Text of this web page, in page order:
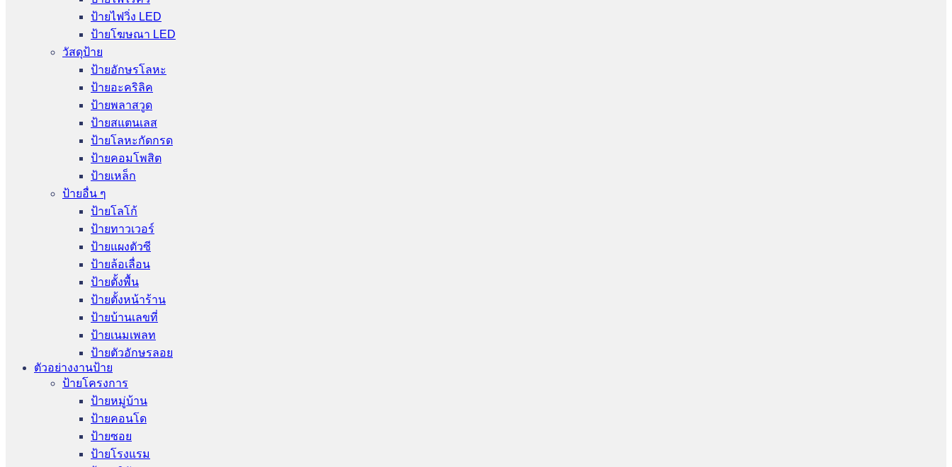
ป้ายไฟวิ่ง LED
ป้ายโฆษณา LED
วัสดุป้าย
ป้ายอักษรโลหะ
ป้ายอะคริลิค
ป้ายพลาสวูด
ป้ายสแตนเลส
ป้ายโลหะกัดกรด
ป้ายคอมโพสิต
ป้ายเหล็ก
ป้ายอื่น ๆ
ป้ายโลโก้
ป้ายทาวเวอร์
ป้ายแผงตัวซี
ป้ายล้อเลื่อน
ป้ายตั้งพื้น
ป้ายตั้งหน้าร้าน
ป้ายบ้านเลขที่
ป้ายเนมเพลท
ป้ายตัวอักษรลอย
ตัวอย่างงานป้าย
ป้ายโครงการ
ป้ายหมู่บ้าน
ป้ายคอนโด
ป้ายซอย
ป้ายโรงแรม